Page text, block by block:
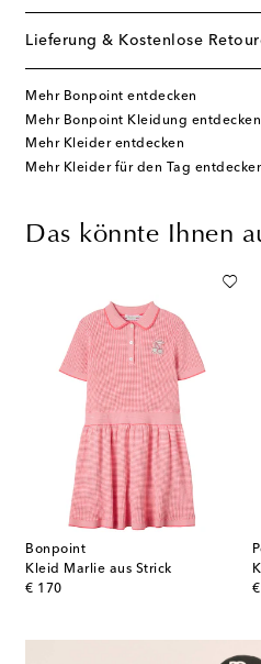
Lieferung & Kostenlose
Mehr Bonpoint entdecken
Mehr Bonpoint Kleidung entdecken
Mehr Kleider entdecken
Mehr Kleider für den Tag
Das könnte Ihnen
Bonpoint
Kleid Marlie aus Strick
€ 170
original price